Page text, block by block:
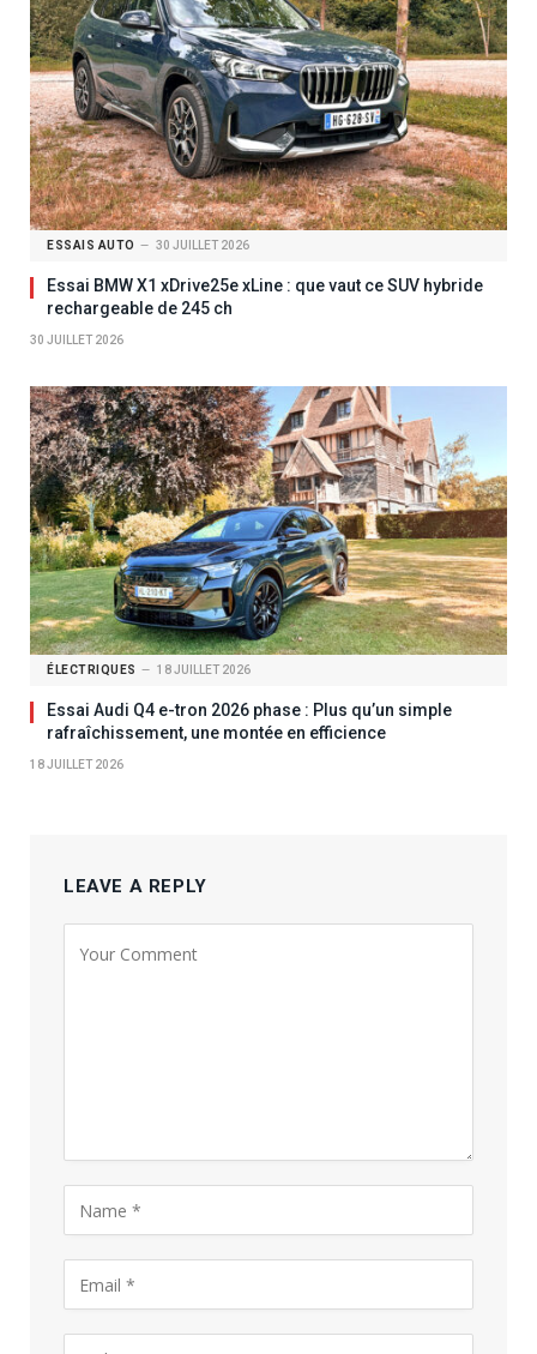
ESSAIS AUTO 30 JUILLET 2026
Essai BMW X1 xDrive25e xLine : que vaut ce SUV hybride
rechargeable de 245 ch
30 JUILLET 2026
ÉLECTRIQUES 18 JUILLET 2026
Essai Audi Q4 e-tron 2026 phase : Plus qu’un simple
rafraîchissement, une montée en efficience
18 JUILLET 2026
LEAVE A REPLY